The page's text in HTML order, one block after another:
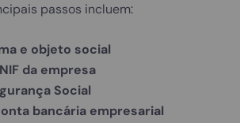
passos incluem:
e objeto social
da empresa
Social
bancária empresarial